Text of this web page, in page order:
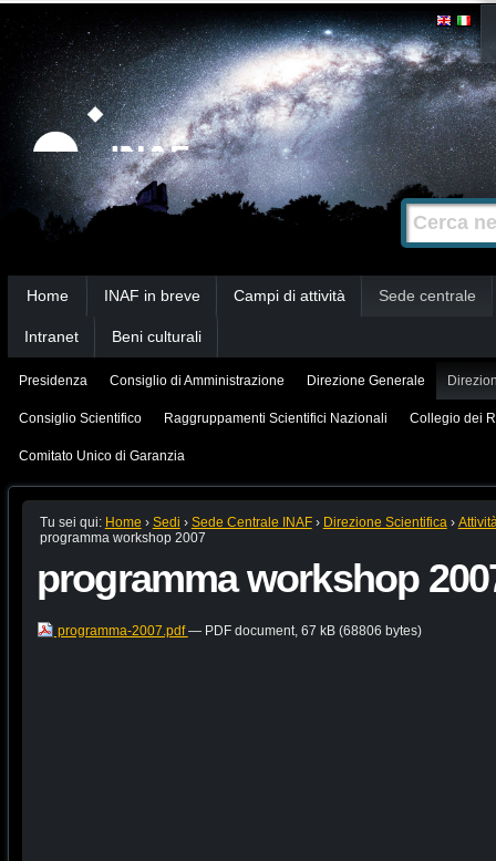
Strumenti
personali
Salta
contenuti.
|
Salta
alla
navigazione
Cerca nel
Ricerca
avanzata…
Home INAF in breve Campi di attività Sede centrale
Intranet Beni culturali
Presidenza Consiglio di Amministrazione Direzione Generale
Consiglio Scientifico Raggruppamenti Scientifici Nazionali Collegio dei
Comitato Unico di Garanzia
Tu sei qui: Home › Sedi › Sede Centrale INAF › Direzione Scientifica ›
programma workshop 2007
programma workshop
programma-2007.pdf— PDF document, 67 kB (68806 bytes)